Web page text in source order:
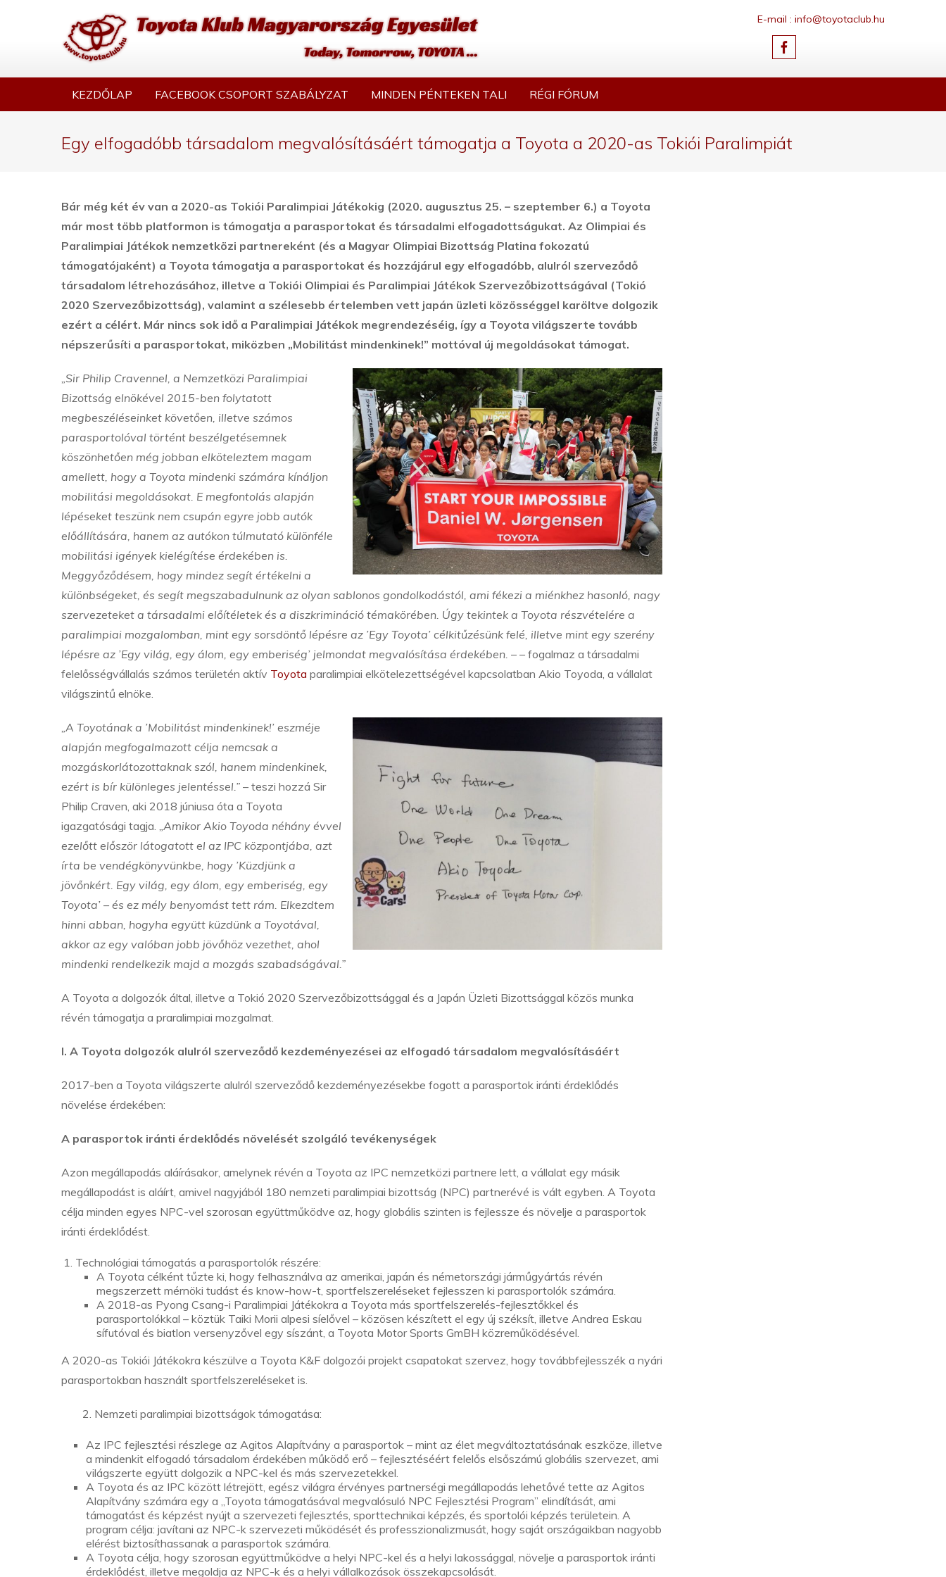
E-mail : info@toyotaclub.hu
KEZDŐLAP FACEBOOK CSOPORT SZABÁLYZAT MINDEN PÉNTEKEN TALI RÉGI FÓRUM
Egy elfogadóbb társadalom megvalósításáért támogatja a Toyota a 2020-as Tokiói Paralimpiát
Bár még két év van a 2020-as Tokiói Paralimpiai Játékokig (2020. augusztus 25. – szeptember 6.) a Toyota
már most több platformon is támogatja a parasportokat és társadalmi elfogadottságukat. Az Olimpiai és
Paralimpiai Játékok nemzetközi partnereként (és a Magyar Olimpiai Bizottság Platina fokozatú
támogatójaként) a Toyota támogatja a parasportokat és hozzájárul egy elfogadóbb, alulról szerveződő
társadalom létrehozásához, illetve a Tokiói Olimpiai és Paralimpiai Játékok Szervezőbizottságával (Tokió
2020 Szervezőbizottság), valamint a szélesebb értelemben vett japán üzleti közösséggel karöltve dolgozik
ezért a célért. Már nincs sok idő a Paralimpiai Játékok megrendezéséig, így a Toyota világszerte tovább
népszerűsíti a parasportokat, miközben „Mobilitást mindenkinek!” mottóval új megoldásokat támogat.
„Sir Philip Cravennel, a Nemzetközi Paralimpiai
Bizottság elnökével 2015-ben folytatott
megbeszéléseinket követően, illetve számos
parasportolóval történt beszélgetésemnek
köszönhetően még jobban elköteleztem magam
amellett, hogy a Toyota mindenki számára kínáljon
mobilitási megoldásokat. E megfontolás alapján
lépéseket teszünk nem csupán egyre jobb autók
előállítására, hanem az autókon túlmutató különféle
mobilitási igények kielégítése érdekében is.
Meggyőződésem, hogy mindez segít értékelni a
különbségeket, és segít megszabadulnunk az olyan sablonos gondolkodástól, ami fékezi a miénkhez hasonló, nagy
szervezeteket a társadalmi előítéletek és a diszkrimináció témakörében. Úgy tekintek a Toyota részvételére a
paralimpiai mozgalomban, mint egy sorsdöntő lépésre az ’Egy Toyota’ célkitűzésünk felé, illetve mint egy szerény
lépésre az ’Egy világ, egy álom, egy emberiség’ jelmondat megvalósítása érdekében. – – fogalmaz a társadalmi
felelősségvállalás számos területén aktív Toyota paralimpiai elkötelezettségével kapcsolatban Akio Toyoda, a vállalat
világszintű elnöke.
„A Toyotának a ’Mobilitást mindenkinek!’ eszméje
alapján megfogalmazott célja nemcsak a
mozgáskorlátozottaknak szól, hanem mindenkinek,
ezért is bír különleges jelentéssel.” – teszi hozzá Sir
Philip Craven, aki 2018 júniusa óta a Toyota
igazgatósági tagja. „Amikor Akio Toyoda néhány évvel
ezelőtt először látogatott el az IPC központjába, azt
írta be vendégkönyvünkbe, hogy ’Küzdjünk a
jövőnkért. Egy világ, egy álom, egy emberiség, egy
Toyota’ – és ez mély benyomást tett rám. Elkezdtem
hinni abban, hogyha együtt küzdünk a Toyotával,
akkor az egy valóban jobb jövőhöz vezethet, ahol
mindenki rendelkezik majd a mozgás szabadságával.”
A Toyota a dolgozók által, illetve a Tokió 2020 Szervezőbizottsággal és a Japán Üzleti Bizottsággal közös munka
révén támogatja a praralimpiai mozgalmat.
I. A Toyota dolgozók alulról szerveződő kezdeményezései az elfogadó társadalom megvalósításáért
2017-ben a Toyota világszerte alulról szerveződő kezdeményezésekbe fogott a parasportok iránti érdeklődés
növelése érdekében:
A parasportok iránti érdeklődés növelését szolgáló tevékenységek
Azon megállapodás aláírásakor, amelynek révén a Toyota az IPC nemzetközi partnere lett, a vállalat egy másik
megállapodást is aláírt, amivel nagyjából 180 nemzeti paralimpiai bizottság (NPC) partnerévé is vált egyben. A Toyota
célja minden egyes NPC-vel szorosan együttműködve az, hogy globális szinten is fejlessze és növelje a parasportok
iránti érdeklődést.
Technológiai támogatás a parasportolók részére:
A Toyota célként tűzte ki, hogy felhasználva az amerikai, japán és németországi járműgyártás révén
megszerzett mérnöki tudást és know-how-t, sportfelszereléseket fejlesszen ki parasportolók számára.
A 2018-as Pyong Csang-i Paralimpiai Játékokra a Toyota más sportfelszerelés-fejlesztőkkel és
parasportolókkal – köztük Taiki Morii alpesi síelővel – közösen készített el egy új széksít, illetve Andrea Eskau
sífutóval és biatlon versenyzővel egy síszánt, a Toyota Motor Sports GmBH közreműködésével.
A 2020-as Tokiói Játékokra készülve a Toyota K&F dolgozói projekt csapatokat szervez, hogy továbbfejlesszék a nyári
parasportokban használt sportfelszereléseket is.
2. Nemzeti paralimpiai bizottságok támogatása:
Az IPC fejlesztési részlege az Agitos Alapítvány a parasportok – mint az élet megváltoztatásának eszköze, illetve
a mindenkit elfogadó társadalom érdekében működő erő – fejlesztéséért felelős elsőszámú globális szervezet, ami
világszerte együtt dolgozik a NPC-kel és más szervezetekkel.
A Toyota és az IPC között létrejött, egész világra érvényes partnerségi megállapodás lehetővé tette az Agitos
Alapítvány számára egy a „Toyota támogatásával megvalósuló NPC Fejlesztési Program” elindítását, ami
támogatást és képzést nyújt a szervezeti fejlesztés, sporttechnikai képzés, és sportolói képzés területein. A
program célja: javítani az NPC-k szervezeti működését és professzionalizmusát, hogy saját országaikban nagyobb
elérést biztosíthassanak a parasportok számára.
A Toyota célja, hogy szorosan együttműködve a helyi NPC-kel és a helyi lakossággal, növelje a parasportok iránti
érdeklődést, illetve megoldja az NPC-k és a helyi vállalkozások összekapcsolását.